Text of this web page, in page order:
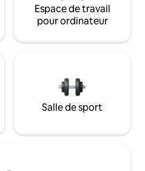
Espace de travail
pour ordinateur
Salle de sport